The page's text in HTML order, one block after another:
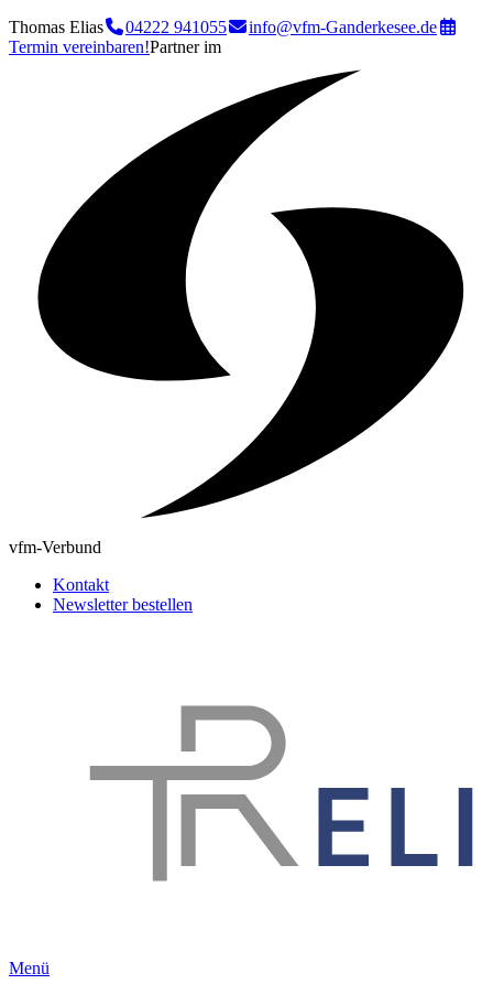
Thomas Elias 04222 941055
info@vfm-Ganderkesee.de
Termin vereinbaren!Partner im
vfm-Verbund
Kontakt
Newsletter bestellen
Menü